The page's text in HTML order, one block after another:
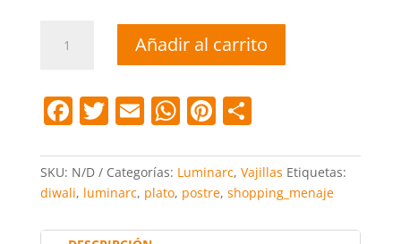
postre
cantidad
Añadir al carrito
F
c
e
b
T
itt
er
E
ai
l
W
at
s
A
Pi
er
e
st
C
m
p
ar
SKU: N/D Categorías: Luminarc, Vajillas Etiquetas:
diwali, luminarc, plato, postre, shopping_menaje